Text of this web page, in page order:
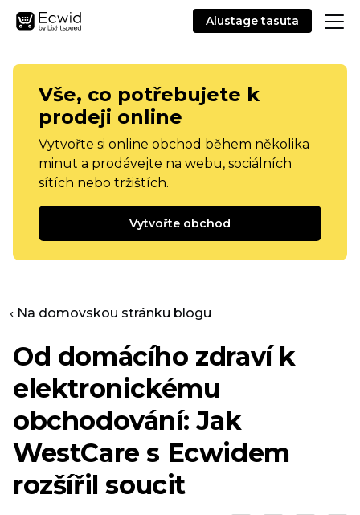
Alustage tasuta
Vše, co potřebujete k
prodeji online
Vytvořte si online obchod během několika
minut a prodávejte na webu, sociálních
sítích nebo tržištích.
Vytvořte obchod
‹ Na domovskou stránku blogu
Od domácího zdraví k
elektronickému
obchodování: Jak
WestCare s Ecwidem
rozšířil soucit